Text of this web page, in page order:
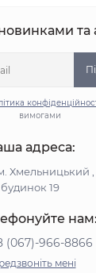
та
вимогами
адреса:
,
будинок 19
нам:
(067)-966-8866
мені